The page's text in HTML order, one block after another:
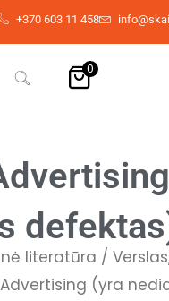
+370 603 11 458
0
literatūra /
(yra